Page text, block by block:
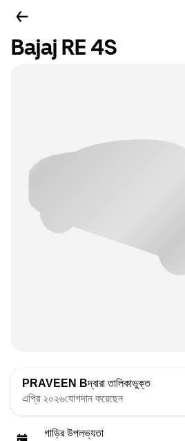
Bajaj RE 4S
PRAVEEN Bদ্বারা তালিকাভুক্ত
এপ্রি ২০২৬যোগদান করেছেন
গাড়ির উপলভ্যতা